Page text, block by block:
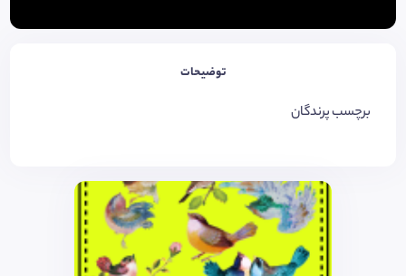
توضیحات
برچسب پرندگان